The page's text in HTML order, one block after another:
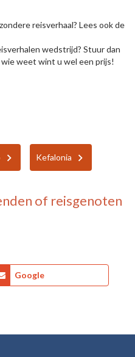
reisverhaal? Lees ook de
wedstrijd? Stuur dan
weet wint u wel een prijs!
Kefalonia
of reisgenoten
Google